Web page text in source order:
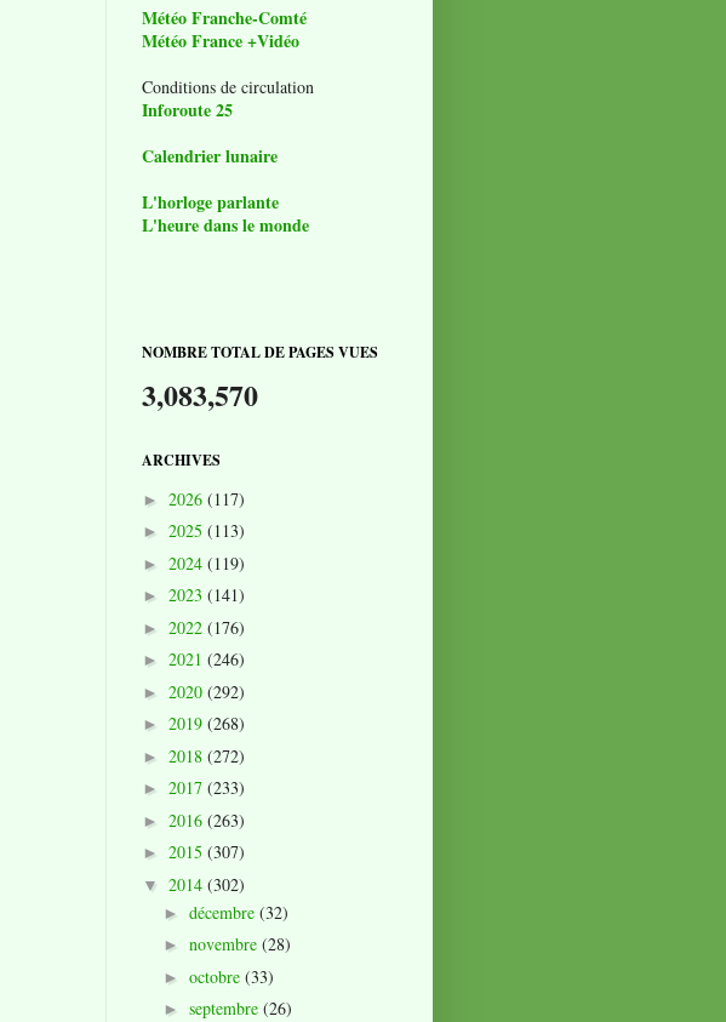
Météo Franche-Comté
Météo France +Vidéo
Conditions de circulation
Inforoute 25
Calendrier lunaire
L'horloge parlante
L'heure dans le monde
NOMBRE TOTAL DE PAGES VUES
3,083,570
ARCHIVES
► 2026 (117)
► 2025 (113)
► 2024 (119)
► 2023 (141)
► 2022 (176)
► 2021 (246)
► 2020 (292)
► 2019 (268)
► 2018 (272)
► 2017 (233)
► 2016 (263)
► 2015 (307)
▼ 2014 (302)
► décembre (32)
► novembre (28)
► octobre (33)
► septembre (26)